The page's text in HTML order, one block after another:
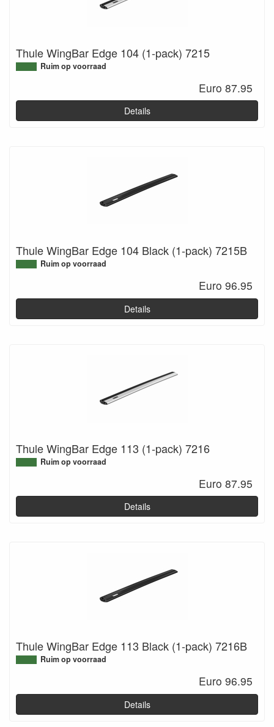
Thule WingBar Edge 104 (1-pack) 7215
Ruim op voorraad
Euro 87.95
Details
Thule WingBar Edge 104 Black (1-pack) 7215B
Ruim op voorraad
Euro 96.95
Details
Thule WingBar Edge 113 (1-pack) 7216
Ruim op voorraad
Euro 87.95
Details
Thule WingBar Edge 113 Black (1-pack) 7216B
Ruim op voorraad
Euro 96.95
Details